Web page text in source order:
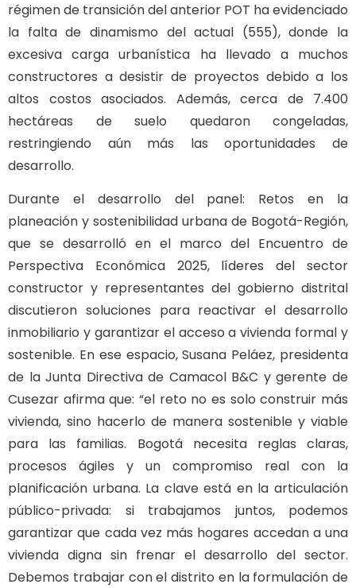
régimen de transición del anterior POT ha evidenciado
la falta de dinamismo del actual (555), donde la
excesiva carga urbanística ha llevado a muchos
constructores a desistir de proyectos debido a los
altos costos asociados. Además, cerca de 7.400
hectáreas de suelo quedaron congeladas,
restringiendo aún más las oportunidades de
desarrollo.
Durante el desarrollo del panel: Retos en la
planeación y sostenibilidad urbana de Bogotá-Región,
que se desarrolló en el marco del Encuentro de
Perspectiva Económica 2025, líderes del sector
constructor y representantes del gobierno distrital
discutieron soluciones para reactivar el desarrollo
inmobiliario y garantizar el acceso a vivienda formal y
sostenible. En ese espacio, Susana Peláez, presidenta
de la Junta Directiva de Camacol B&C y gerente de
Cusezar afirma que: “el reto no es solo construir más
vivienda, sino hacerlo de manera sostenible y viable
para las familias. Bogotá necesita reglas claras,
procesos ágiles y un compromiso real con la
planificación urbana. La clave está en la articulación
público-privada: si trabajamos juntos, podemos
garantizar que cada vez más hogares accedan a una
vivienda digna sin frenar el desarrollo del sector.
Debemos trabajar con el distrito en la formulación de